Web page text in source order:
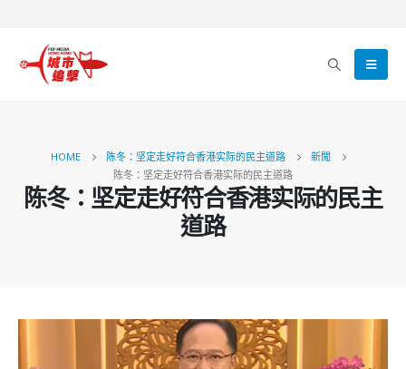
HOME 陈冬：坚定走好符合香港实际的民主道路
新聞
陈冬：坚定走好符合香港实际的民主道路
陈冬：坚定走好符合香港实际的民主
道路